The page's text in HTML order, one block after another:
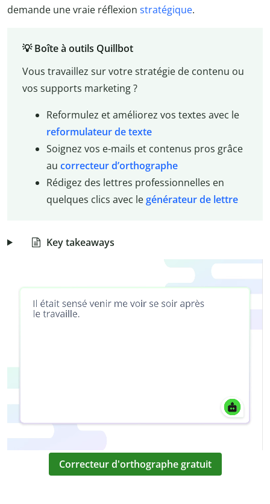
demande une vraie réflexion stratégique.
💡 Boîte à outils Quillbot
Vous travaillez sur votre stratégie de contenu ou
vos supports marketing ?
Reformulez et améliorez vos textes avec le
reformulateur de texte
Soignez vos e-mails et contenus pros grâce
au correcteur d’orthographe
Rédigez des lettres professionnelles en
quelques clics avec legénérateur de lettre
Key takeaways
Correcteur d'orthographe gratuit